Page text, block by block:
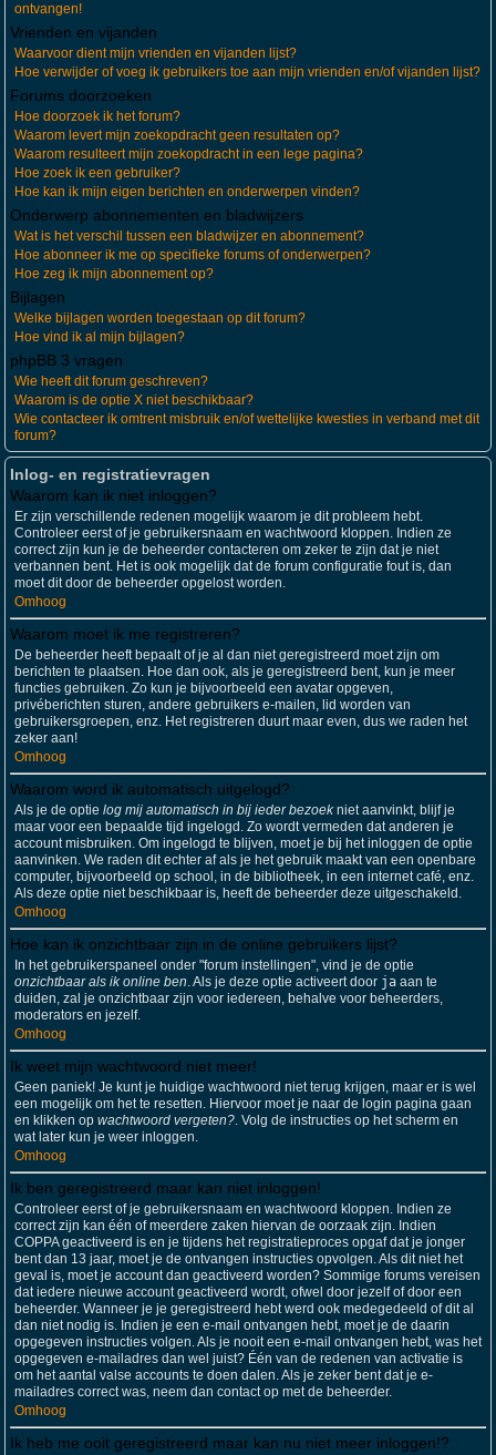
ontvangen!
Vrienden en vijanden
Waarvoor dient mijn vrienden en vijanden lijst?
Hoe verwijder of voeg ik gebruikers toe aan mijn vrienden en/of vijanden lijst?
Forums doorzoeken
Hoe doorzoek ik het forum?
Waarom levert mijn zoekopdracht geen resultaten op?
Waarom resulteert mijn zoekopdracht in een lege pagina?
Hoe zoek ik een gebruiker?
Hoe kan ik mijn eigen berichten en onderwerpen vinden?
Onderwerp abonnementen en bladwijzers
Wat is het verschil tussen een bladwijzer en abonnement?
Hoe abonneer ik me op specifieke forums of onderwerpen?
Hoe zeg ik mijn abonnement op?
Bijlagen
Welke bijlagen worden toegestaan op dit forum?
Hoe vind ik al mijn bijlagen?
phpBB 3 vragen
Wie heeft dit forum geschreven?
Waarom is de optie X niet beschikbaar?
Wie contacteer ik omtrent misbruik en/of wettelijke kwesties in verband met dit
forum?
Inlog- en registratievragen
Waarom kan ik niet inloggen?
Er zijn verschillende redenen mogelijk waarom je dit probleem hebt.
Controleer eerst of je gebruikersnaam en wachtwoord kloppen. Indien ze
correct zijn kun je de beheerder contacteren om zeker te zijn dat je niet
verbannen bent. Het is ook mogelijk dat de forum configuratie fout is, dan
moet dit door de beheerder opgelost worden.
Omhoog
Waarom moet ik me registreren?
De beheerder heeft bepaalt of je al dan niet geregistreerd moet zijn om
berichten te plaatsen. Hoe dan ook, als je geregistreerd bent, kun je meer
functies gebruiken. Zo kun je bijvoorbeeld een avatar opgeven,
privéberichten sturen, andere gebruikers e-mailen, lid worden van
gebruikersgroepen, enz. Het registreren duurt maar even, dus we raden het
zeker aan!
Omhoog
Waarom word ik automatisch uitgelogd?
Als je de optie log mij automatisch in bij ieder bezoekniet aanvinkt, blijf je
maar voor een bepaalde tijd ingelogd. Zo wordt vermeden dat anderen je
account misbruiken. Om ingelogd te blijven, moet je bij het inloggen de optie
aanvinken. We raden dit echter af als je het gebruik maakt van een openbare
computer, bijvoorbeeld op school, in de bibliotheek, in een internet café, enz.
Als deze optie niet beschikbaar is, heeft de beheerder deze uitgeschakeld.
Omhoog
Hoe kan ik onzichtbaar zijn in de online gebruikers lijst?
In het gebruikerspaneel onder "forum instellingen", vind je de optie
onzichtbaar als ik online ben. Als je deze optie activeert door ja aan te
duiden, zal je onzichtbaar zijn voor iedereen, behalve voor beheerders,
moderators en jezelf.
Omhoog
Ik weet mijn wachtwoord niet meer!
Geen paniek! Je kunt je huidige wachtwoord niet terug krijgen, maar er is wel
een mogelijk om het te resetten. Hiervoor moet je naar de login pagina gaan
en klikken op wachtwoord vergeten?. Volg de instructies op het scherm en
wat later kun je weer inloggen.
Omhoog
Ik ben geregistreerd maar kan niet inloggen!
Controleer eerst of je gebruikersnaam en wachtwoord kloppen. Indien ze
correct zijn kan één of meerdere zaken hiervan de oorzaak zijn. Indien
COPPA geactiveerd is en je tijdens het registratieproces opgaf dat je jonger
bent dan 13 jaar, moet je de ontvangen instructies opvolgen. Als dit niet het
geval is, moet je account dan geactiveerd worden? Sommige forums vereisen
dat iedere nieuwe account geactiveerd wordt, ofwel door jezelf of door een
beheerder. Wanneer je je geregistreerd hebt werd ook medegedeeld of dit al
dan niet nodig is. Indien je een e-mail ontvangen hebt, moet je de daarin
opgegeven instructies volgen. Als je nooit een e-mail ontvangen hebt, was het
opgegeven e-mailadres dan wel juist? Één van de redenen van activatie is
om het aantal valse accounts te doen dalen. Als je zeker bent dat je e-
mailadres correct was, neem dan contact op met de beheerder.
Omhoog
Ik heb me ooit geregistreerd maar kan nu niet meer inloggen!?